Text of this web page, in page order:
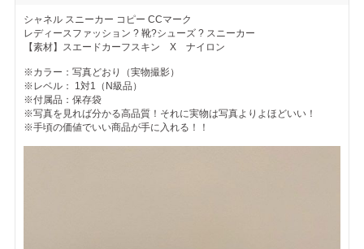
シャネル スニーカー コピー CCマーク
レディースファッション ? 靴?シューズ ? スニーカー
【素材】スエードカーフスキン X ナイロン
※カラー：写真どおり（実物撮影）
※レベル： 1対1（N級品）
※付属品：保存袋
※写真を見れば分かる高品質！それに実物は写真よりよほどいい！
※手頃の価値でいい商品が手に入れる！！